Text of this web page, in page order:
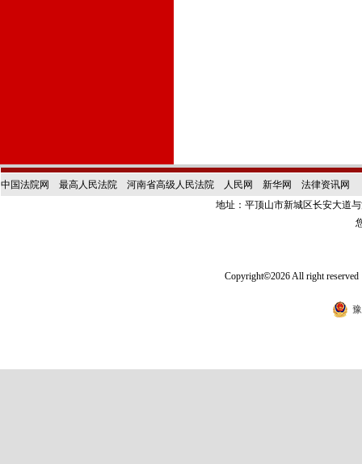
中国法院网 最高人民法院 河南省高级人民法院 人民网 新华网
法律资讯网
地址：平顶山市新城区长安大
Copyright©2026 All right